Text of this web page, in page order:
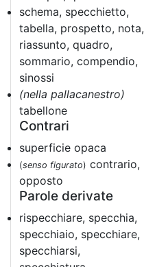
schema, specchietto,
tabella, prospetto, nota,
riassunto, quadro,
sommario, compendio,
sinossi
(nella pallacanestro)
tabellone
Contrari
superficie opaca
(senso figurato) contrario,
opposto
Parole derivate
rispecchiare, specchia,
specchiaio, specchiare,
specchiarsi,